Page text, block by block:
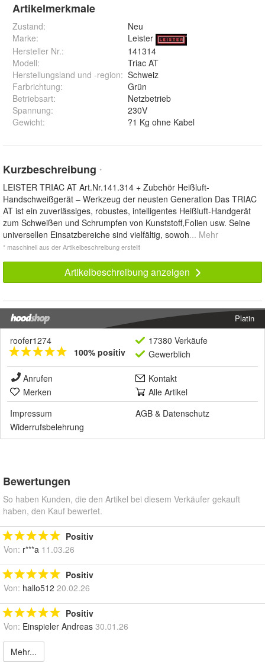
Artikelmerkmale
Zustand:
Neu
Marke:
Leister
Hersteller Nr.:
141314
Modell:
Triac AT
Herstellungsland und -region: Schweiz
Farbrichtung:
Grün
Betriebsart:
Netzbetrieb
Spannung:
230V
Gewicht: ?1 Kg ohne Kabel
Kurzbeschreibung *
LEISTER TRIAC AT Art.Nr.141.314 + Zubehör Heißluft-
Handschweißgerät – Werkzeug der neusten Generation Das TRIAC
AT ist ein zuverlässiges, robustes, intelligentes Heißluft-Handgerät
zum Schweißen und Schrumpfen von Kunststoff,Folien usw. Seine
universellen Einsatzbereiche sind vielfältig, sowoh... Mehr
* maschinell aus der Artikelbeschreibung erstellt
Artikelbeschreibung anzeigen
Platin
roofer1274
100% positiv
17380 Verkäufe
Gewerblich
Anrufen
Kontakt
Merken
Alle Artikel
Impressum
AGB & Datenschutz
Widerrufsbelehrung
Bewertungen
So haben Kunden, die den Artikel bei diesem Verkäufer gekauft
haben, den Kauf bewertet.
Positiv
Von: r***a 11.03.26
Positiv
Von: hallo512 20.02.26
Positiv
Von: Einspieler Andreas 30.01.26
Mehr...